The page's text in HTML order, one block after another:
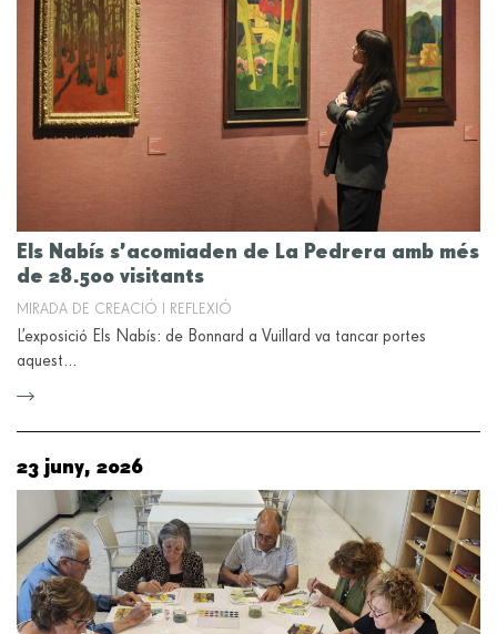
Els Nabís s’acomiaden de La Pedrera amb més
de 28.500 visitants
MIRADA DE CREACIÓ I REFLEXIÓ
L’exposició Els Nabís: de Bonnard a Vuillard va tancar portes
aquest…
23 juny, 2026